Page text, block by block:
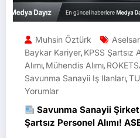
Muhsin Öztürk
Baykar Kariyer, KPSS Şartsız
Alımı, Mühendis Alımı,
Savunma Sanayii Iş Ilanları,
Yorumlar
Savunma Sanayii
Şartsız Personel Alımı!